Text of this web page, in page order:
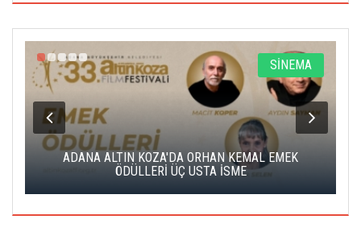
SİNEMA
ADANA ALTIN KOZA'DA ORHAN KEMAL EMEK
ÖDÜLLERİ ÜÇ USTA İSME